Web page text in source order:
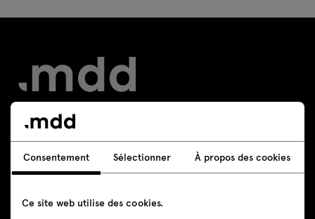
Contact
+48 605 293 226
boutique@mdd.eu
Consentement Sélectionner À propos des cookies
Ce site web utilise des cookies.